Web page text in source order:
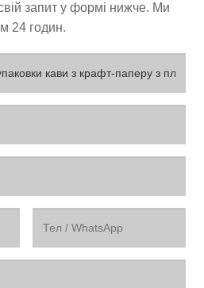
запит у формі нижче. Ми
24 годин.